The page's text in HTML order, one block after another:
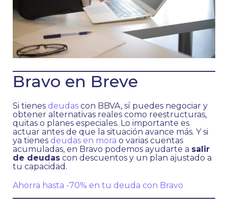
Bravo en Breve
Si tienes deudas con BBVA, sí puedes negociar y
obtener alternativas reales como reestructuras,
quitas o planes especiales. Lo importante es
actuar antes de que la situación avance más. Y si
ya tienes deudas en mora o varias cuentas
acumuladas, en Bravo podemos ayudarte a salir
de deudas con descuentos y un plan ajustado a
tu capacidad.
Ahorra hasta -70% en tu deuda con Bravo